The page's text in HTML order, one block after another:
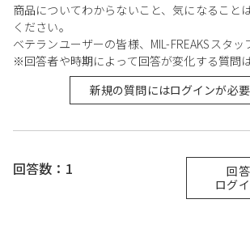
商品についてわからないこと、気になること
ください。
ベテランユーザーの皆様、MIL-FREAKSスタッ
※回答者や時期によって回答が変化する質問
新規の質問にはログインが必
回答数：1
回
ログ